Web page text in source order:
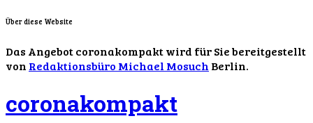
Über diese Website
Das Angebot coronakompakt wird für Sie bereitgestellt
von Redaktionsbüro Michael Mosuch Berlin.
coronakompakt